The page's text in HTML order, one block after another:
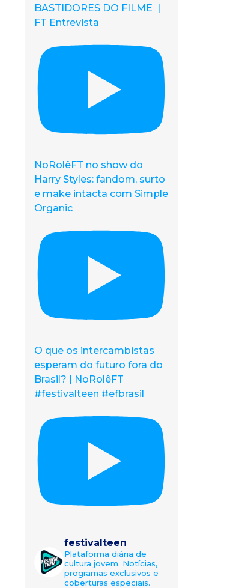
BASTIDORES DO FILME |
FT Entrevista
NoRolêFT no show do
Harry Styles: fandom, surto
e make intacta com Simple
Organic
O que os intercambistas
esperam do futuro fora do
Brasil? | NoRolêFT
#festivalteen #efbrasil
festivalteen
Plataforma diária de
cultura jovem. Notícias,
programas exclusivos e
coberturas especiais.